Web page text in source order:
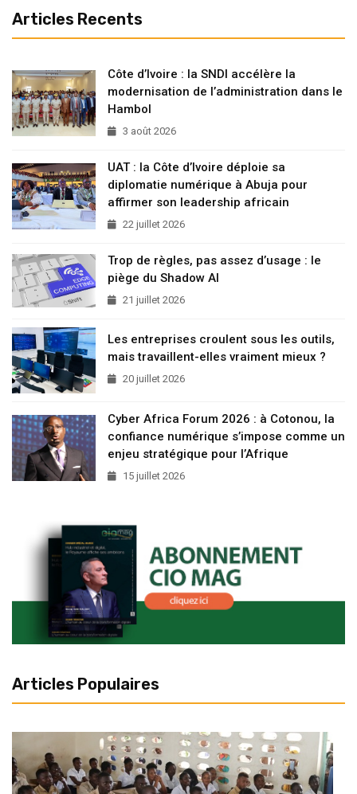
Articles Recents
Côte d’Ivoire : la SNDI accélère la
modernisation de l’administration dans le
Hambol
3 août 2026
UAT : la Côte d’Ivoire déploie sa
diplomatie numérique à Abuja pour
affirmer son leadership africain
22 juillet 2026
Trop de règles, pas assez d’usage : le
piège du Shadow AI
21 juillet 2026
Les entreprises croulent sous les outils,
mais travaillent-elles vraiment mieux ?
20 juillet 2026
Cyber Africa Forum 2026 : à Cotonou, la
confiance numérique s’impose comme un
enjeu stratégique pour l’Afrique
15 juillet 2026
Articles Populaires